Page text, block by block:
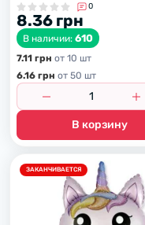
0
8.36 грн
В наличии: 610
7.11 грн от 10 шт
6.16 грн от 50 шт
В корзину
ЗАКАНЧИВАЕТСЯ